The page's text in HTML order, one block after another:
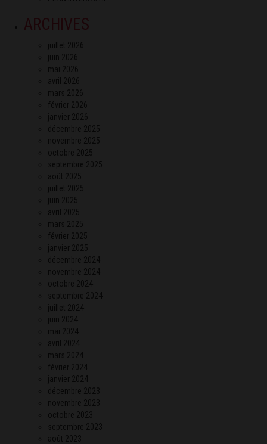
ARCHIVES
juillet 2026
juin 2026
mai 2026
avril 2026
mars 2026
février 2026
janvier 2026
décembre 2025
novembre 2025
octobre 2025
septembre 2025
août 2025
juillet 2025
juin 2025
avril 2025
mars 2025
février 2025
janvier 2025
décembre 2024
novembre 2024
octobre 2024
septembre 2024
juillet 2024
juin 2024
mai 2024
avril 2024
mars 2024
février 2024
janvier 2024
décembre 2023
novembre 2023
octobre 2023
septembre 2023
août 2023